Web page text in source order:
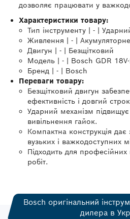
дозволяє працювати у
Характеристики товару:
Тип інструменту | - |
Живлення | - | Акумуляторне
Двигун | - | Безщітковий
Модель | - | Bosch GDR
Бренд | - | Bosch
Переваги товару:
Безщітковий двигун
ефективність і довгий
Ударний механізм підвищує
вивільнення гайок.
Компактна конструкція
вузьких і важкодоступних
Підходить для
робіт.
Bosch оригінальний
дилера в